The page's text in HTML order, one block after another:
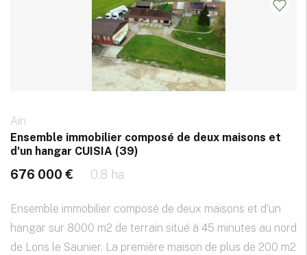
Ain
Ensemble immobilier composé de deux maisons et
d'un hangar CUISIA (39)
676 000 € 0.8 ha
Ensemble immobilier composé de deux maisons et d'un
hangar sur 8000 m2 de terrain situé à 45 minutes au nord
de Lons le Saunier. La première maison de plus de 200 m2